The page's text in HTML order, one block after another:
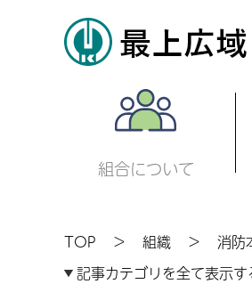
組合について
TOP 組織
消防
記事カテゴリを全て表示す